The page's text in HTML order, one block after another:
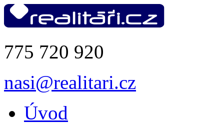
775 720 920
nasi@realitari.cz
Úvod